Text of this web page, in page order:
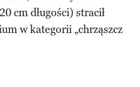
cm długości) stracił
w kategorii „chrząszcz